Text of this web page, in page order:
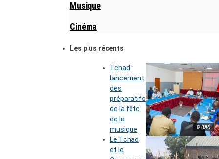
Musique
Cinéma
Les plus récents
© (DR)
Tchad :
lancement
des
préparatifs
de la fête
de la
musique
Le Tchad
et le